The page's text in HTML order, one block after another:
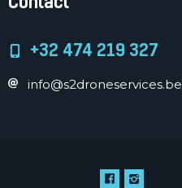
+32 474 219 327
info@s2droneservices.be